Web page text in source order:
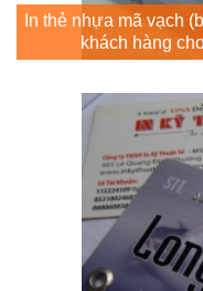
In thẻ nhựa mã vạch
khách hàng